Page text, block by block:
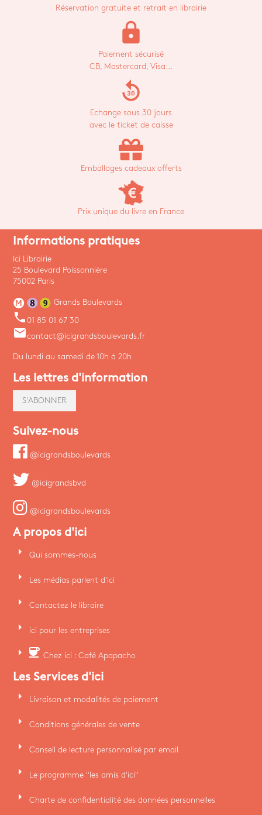
Réservation gratuite et retrait en librairie
lock
Paiement sécurisé
CB, Mastercard, Visa...
replay_30
Echange sous 30 jours
avec le ticket de caisse
Emballages cadeaux offerts
Prix unique du livre en France
Informations pratiques
Ici Librairie
25 Boulevard Poissonnière
75002 Paris
Grands Boulevards
phone 01 85 01 67 30
emailcontact@icigrandsboulevards.fr
Du lundi au samedi de 10h à 20h
Les lettres d'information
S'ABONNER
Suivez-nous
@icigrandsboulevards
@icigrandsbvd
@icigrandsboulevards
A propos d'ici
arrow_right Qui sommes-nous
arrow_right Les médias parlent d'ici
arrow_right Contactez le libraire
arrow_right ici pour les entreprises
arrow_right coffee Chez ici : Café Apapacho
Les Services d'ici
arrow_right Livraison et modalités de paiement
arrow_right Conditions générales de vente
arrow_right Conseil de lecture personnalisé par email
arrow_right Le programme "les amis d'ici"
arrow_right Charte de confidentialité des données personnelles